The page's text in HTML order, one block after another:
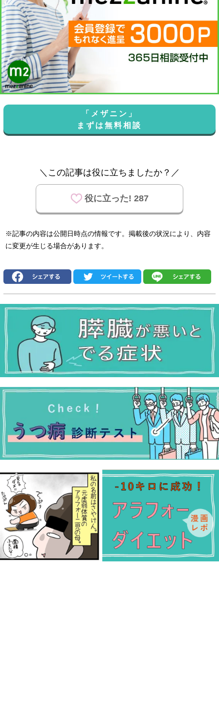
「メザニン」
まずは無料相談
＼この記事は役に立ちましたか？／
役に立った! 287
※記事の内容は公開日時点の情報です。掲載後の状況により、内容
に変更が生じる場合があります。